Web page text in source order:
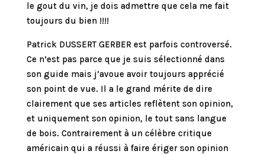
le gout du vin, je dois admettre que cela me fait
toujours du bien !!!!
Patrick DUSSERT GERBER est parfois controversé.
Ce n’est pas parce que je suis sélectionné dans
son guide mais j’avoue avoir toujours apprécié
son point de vue. Il a le grand mérite de dire
clairement que ses articles reflètent son opinion,
et uniquement son opinion, le tout sans langue
de bois. Contrairement à un célèbre critique
américain qui a réussi à faire ériger son opinion